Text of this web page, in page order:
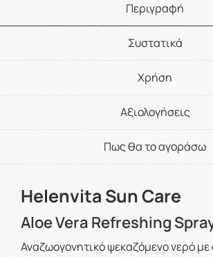
Περιγραφή
Συστατικά
Χρήση
Αξιολογήσεις
Πως θα το αγοράσω
Helenvita Sun Care
Aloe Vera Refreshing
Αναζωογονητικό ψεκαζόμενο νερό με